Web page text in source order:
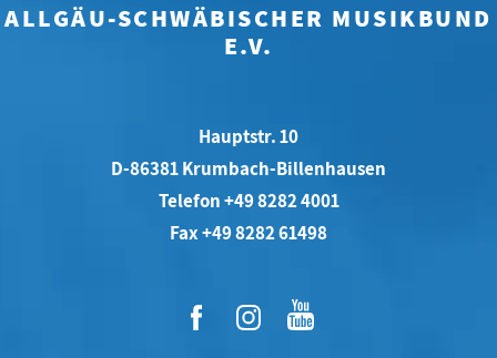
ALLGÄU-SCHWÄBISCHER MUSIKBUND
E.V.
Hauptstr. 10
D-86381 Krumbach-Billenhausen
Telefon +49 8282 4001
Fax +49 8282 61498